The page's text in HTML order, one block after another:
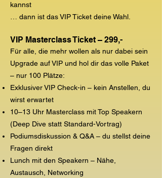
kannst
… dann ist das VIP Ticket deine Wahl.
VIP Masterclass Ticket – 299,-
Für alle, die mehr wollen als nur dabei sein
Upgrade auf VIP und hol dir das volle Paket
– nur 100 Plätze:
Exklusiver VIP Check-in – kein Anstellen, du
wirst erwartet
10–13 Uhr Masterclass mit Top Speakern
(Deep Dive statt Standard-Vortrag)
Podiumsdiskussion & Q&A – du stellst deine
Fragen direkt
Lunch mit den Speakern – Nähe,
Austausch, Networking